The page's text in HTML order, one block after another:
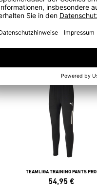
TEAMLIGA TRAINING PANTS PRO
54,95 €